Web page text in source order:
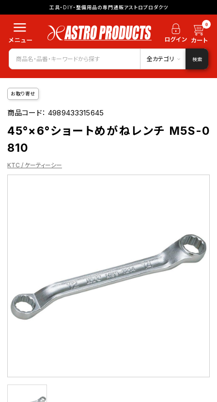
工具・DIY・整備用品の専門通販アストロプロダクツ
0
全カテゴリ 検索
お取り寄せ
商品コード：4989433315645
45°×6°ショートめがねレンチ M5S-0
810
KTC / ケーティーシー